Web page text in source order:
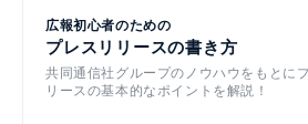
広報初心者のための
プレスリリースの書き方
共同通信社グループのノウハウをもとに
リースの基本的なポイントを解説！